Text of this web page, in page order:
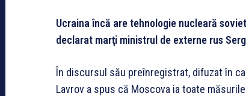
Ucraina încă are tehnologie nucleară
declarat marţi ministrul de externe rus
În discursul său preînregistrat, difuzat în
Lavrov a spus că Moscova ia toate